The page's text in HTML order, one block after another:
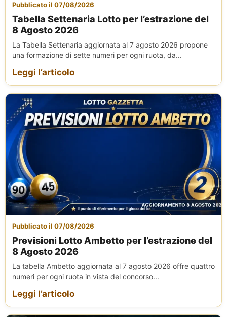
Pubblicato il 07/08/2026
Tabella Settenaria Lotto per l’estrazione del
8 Agosto 2026
La Tabella Settenaria aggiornata al 7 agosto 2026 propone
una formazione di sette numeri per ogni ruota, da...
Leggi l’articolo
Pubblicato il 07/08/2026
Previsioni Lotto Ambetto per l’estrazione del
8 Agosto 2026
La tabella Ambetto aggiornata al 7 agosto 2026 offre quattro
numeri per ogni ruota in vista del concorso...
Leggi l’articolo